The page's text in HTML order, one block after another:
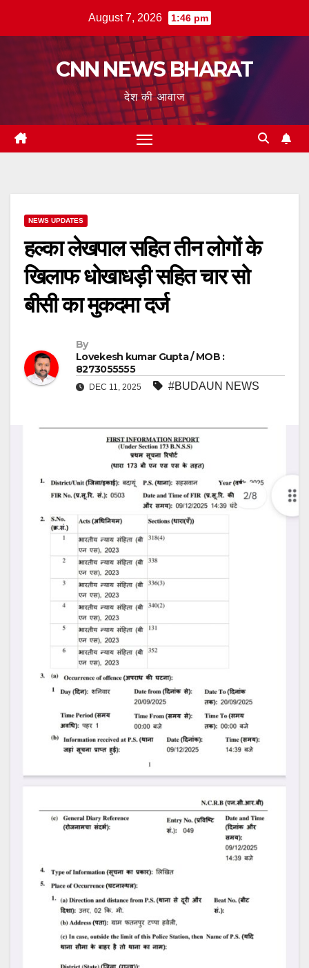
August 7, 2026 1:46 pm
CNN NEWS BHARAT
देश की आवाज
NEWS UPDATES
हल्का लेखपाल सहित तीन लोगों के
खिलाफ धोखाधड़ी सहित चार सो
बीसी का मुकदमा दर्ज
By
Lovekesh kumar Gupta / MOB :
8273055555
DEC 11, 2025 #BUDAUN NEWS